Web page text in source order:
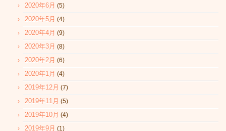
2020年6月 (5)
2020年5月 (4)
2020年4月 (9)
2020年3月 (8)
2020年2月 (6)
2020年1月 (4)
2019年12月 (7)
2019年11月 (5)
2019年10月 (4)
2019年9月 (1)